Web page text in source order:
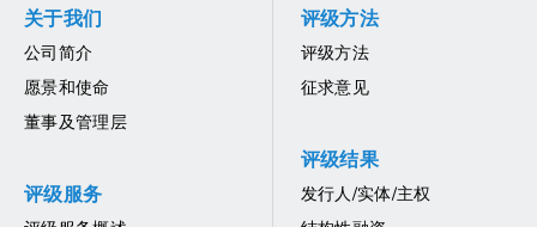
关于我们
公司简介
愿景和使命
董事及管理层
评级服务
评级方法
评级方法
征求意见
评级结果
发行人/实体/主权